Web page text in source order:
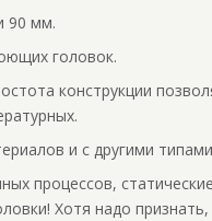
90 мм.
головок.
конструкции
ных.
и с другими
процессов,
Хотя надо